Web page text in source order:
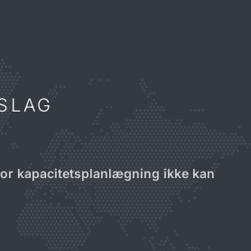
kapacitetsplanlægning ikke kan